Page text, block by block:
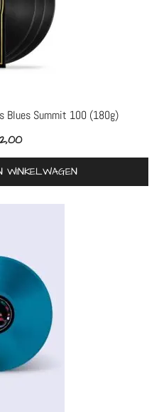
Blues Summit 100 (180g)
WINKELWAGEN